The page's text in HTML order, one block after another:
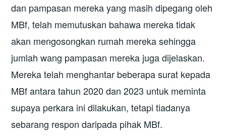
dan pampasan mereka yang masih dipegang oleh
MBf, telah memutuskan bahawa mereka tidak
akan mengosongkan rumah mereka sehingga
jumlah wang pampasan mereka juga dijelaskan.
Mereka telah menghantar beberapa surat kepada
MBf antara tahun 2020 dan 2023 untuk meminta
supaya perkara ini dilakukan, tetapi tiadanya
sebarang respon daripada pihak MBf.